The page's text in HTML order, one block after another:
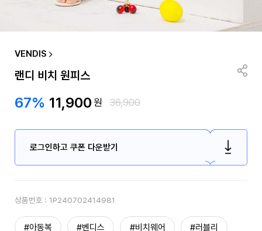
VENDIS
랜디 비치 원피스
67% 11,900원 36,900
로그인하고 쿠폰 다운받기
상품번호 : 1P240702414981
#아동복 #벤디스 #비치웨어 #러블리